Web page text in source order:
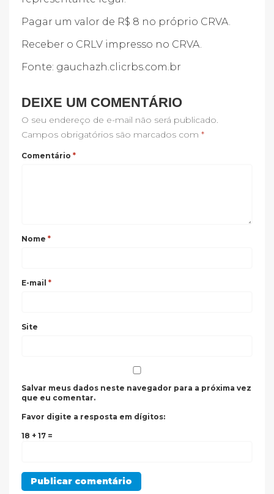
Pagar um valor de R$ 8 no próprio CRVA.
Receber o CRLV impresso no CRVA.
Fonte: gauchazh.clicrbs.com.br
DEIXE UM COMENTÁRIO
O seu endereço de e-mail não será publicado.
Campos obrigatórios são marcados com *
Comentário *
Nome *
E-mail *
Site
Salvar meus dados neste navegador para a próxima vez
que eu comentar.
Favor digite a resposta em dígitos:
18 + 17 =